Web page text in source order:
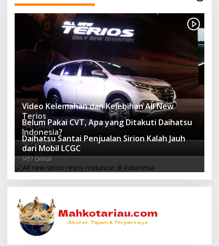
Video Kelemahan dan Kelebihan All New
Terios
2942 Dilihat
Belum Pakai CVT, Apa yang Ditakuti Daihatsu
Indonesia?
1629 Dilihat
Daihatsu Santai Penjualan Sirion Kalah Jauh
dari Mobil LCGC
1457 Dilihat